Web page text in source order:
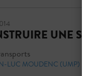
UNE
LUC MOUDENC (UMP)